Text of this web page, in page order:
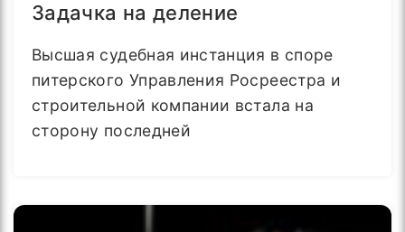
Задачка на деление
Высшая судебная инстанция в споре
питерского Управления Росреестра и
строительной компании встала на
сторону последней